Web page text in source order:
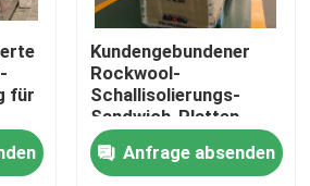
in Verbindung
für
Kundengebundener
Rockwool-
Schallisolierungs-
Sandwich-Platten-
Wand-Stahl
schalldicht
Anfrage absenden